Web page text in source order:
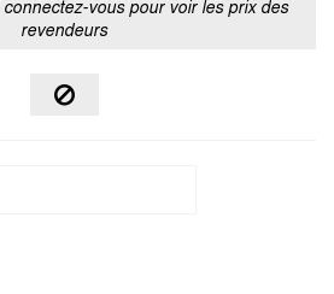
vous pour voir les prix des
revendeurs